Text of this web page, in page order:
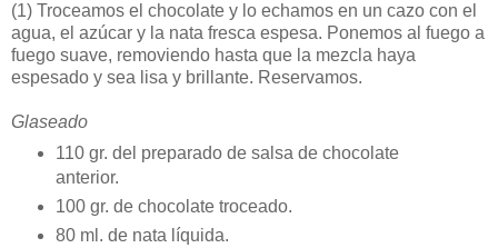
(1) Troceamos el chocolate y lo echamos en un cazo con el
agua, el azúcar y la nata fresca espesa. Ponemos al fuego a
fuego suave, removiendo hasta que la mezcla haya
espesado y sea lisa y brillante. Reservamos.
Glaseado
110 gr. del preparado de salsa de chocolate
anterior.
100 gr. de chocolate troceado.
80 ml. de nata líquida.